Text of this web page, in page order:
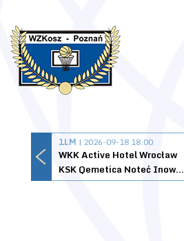
1LM | 2026-09-18 18:00
WKK Active Hotel Wrocław
KSK Qemetica Noteć Inowrocław